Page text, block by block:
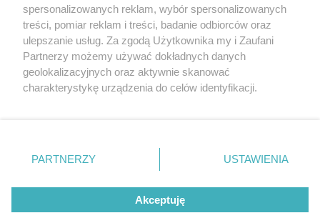
O nas
spersonalizowanych reklam, wybór spersonalizowanych
treści, pomiar reklam i treści, badanie odbiorców oraz
ulepszanie usług. Za zgodą Użytkownika my i Zaufani
Partnerzy możemy używać dokładnych danych
geolokalizacyjnych oraz aktywnie skanować
charakterystykę urządzenia do celów identyfikacji.
zmienić/wycofać klikając przycisk ustawień prywatności
znajdujący się w lewym dolnym rogu strony
rodzaje przetwarzania danych nie wymagają zgody
użytkownika, ale masz prawo sprzeciwić się takiemu
przetwarzaniu. Preferencje będą miały zastosowanie tylko
PARTNERZY USTAWIENIA
Akceptuję